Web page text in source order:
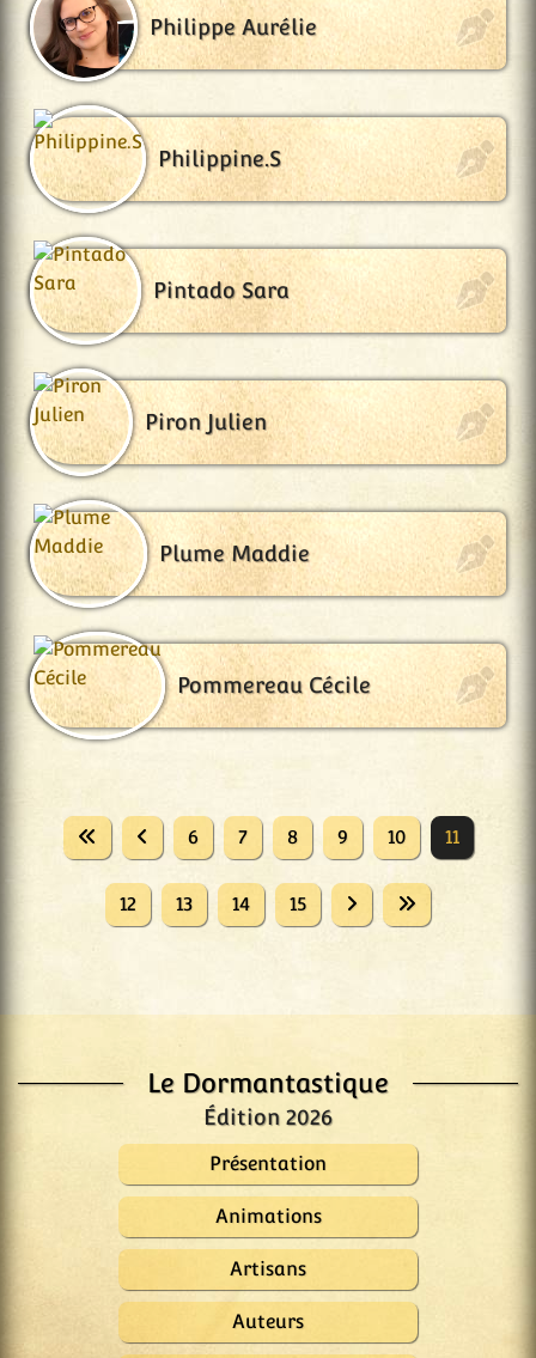
Le Dormantastique
Édition 2026
Présentation
Animations
Artisans
Auteurs
Philippe Aurélie
Philippine.S
Pintado Sara
Piron Julien
Plume Maddie
Pommereau Cécile
6 7 8 9 10 11
12 13 14 15